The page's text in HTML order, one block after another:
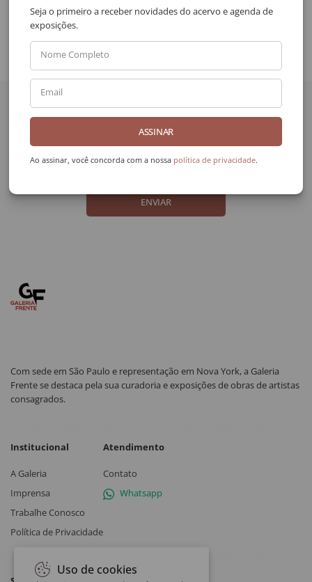
Compartilhar
Seja o primeiro a receber novidades do acervo e agenda de
exposições.
Nome Completo
Email
ASSINAR
Ao assinar, você concorda com a nossa política de privacidade.
da Galeria Frente?
Nome Completo
ENVIAR
Com sede em São Paulo e representação em Nova York, a Galeria
Frente se destaca pela sua curadoria e exposições de obras de artistas
consagrados.
Institucional
A Galeria
Imprensa
Trabalhe Conosco
Política de Privacidade
Atendimento
Contato
Whatsapp
Uso de cookies